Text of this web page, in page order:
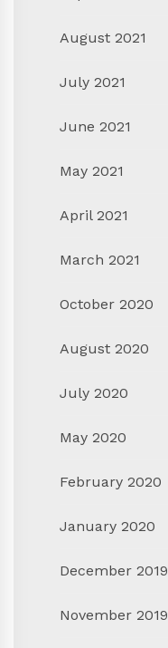
August 2021
July 2021
June 2021
May 2021
April 2021
March 2021
October 2020
August 2020
July 2020
May 2020
February 2020
January 2020
December 2019
November 2019